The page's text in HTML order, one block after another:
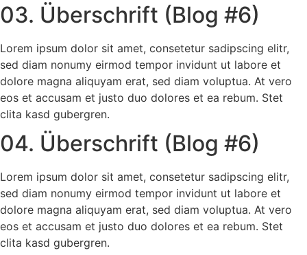
03. Überschrift (Blog #6)
Lorem ipsum dolor sit amet, consetetur sadipscing elitr,
sed diam nonumy eirmod tempor invidunt ut labore et
dolore magna aliquyam erat, sed diam voluptua. At vero
eos et accusam et justo duo dolores et ea rebum. Stet
clita kasd gubergren.
04. Überschrift (Blog #6)
Lorem ipsum dolor sit amet, consetetur sadipscing elitr,
sed diam nonumy eirmod tempor invidunt ut labore et
dolore magna aliquyam erat, sed diam voluptua. At vero
eos et accusam et justo duo dolores et ea rebum. Stet
clita kasd gubergren.